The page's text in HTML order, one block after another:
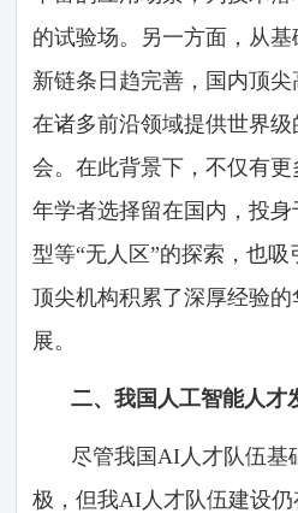
的试验场。另一方面，从基
新链条日趋完善，国内顶
在诸多前沿领域提供世界
会。在此背景下，不仅有
年学者选择留在国内，投
型等“无人区”的探索，也
顶尖机构积累了深厚经验
展。
二、我国人工智能人才
尽管我国AI人才队伍基
极，但我AI人才队伍建设